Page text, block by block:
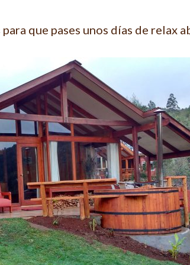
que pases unos días de relax